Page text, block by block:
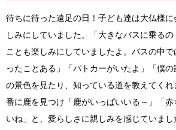
待ちに待った遠足の日！子ども達は大仏様
しみにしていました。「大きなバスに乗る
ことも楽しみにしていましたよ。バスの中
ったことある」「パトカーがいたよ」「僕
の景色を見たり、知っている道を教えてく
番に鹿を見つけ「鹿がいっぱいいる～」「
いね」と、愛らしさに親しみを感じていま